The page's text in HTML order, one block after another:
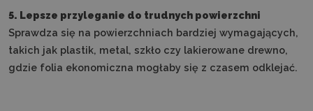
5. Lepsze przyleganie do trudnych powierzchni
Sprawdza się na powierzchniach bardziej wymagających,
takich jak plastik, metal, szkło czy lakierowane drewno,
gdzie folia ekonomiczna mogłaby się z czasem odklejać.